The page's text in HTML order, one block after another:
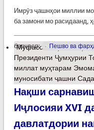
Имрӯз ҷашнҳои миллии
ба замони мо расидаанд,
барчасп: Пешво ва
Муфассалтаро
Президенти Ҷумҳурии
миллат муҳтарам
муносибати ҷашни Сада
Нақши
Иҷлосияи XVI
давлатдории